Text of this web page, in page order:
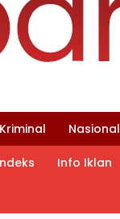
Kriminal Nasional
Info Iklan